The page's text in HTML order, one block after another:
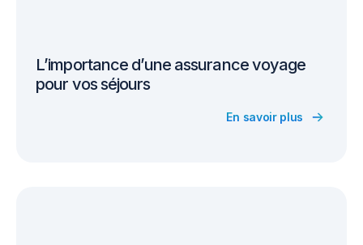
L’importance d’une assurance voyage
pour vos séjours
En savoir plus